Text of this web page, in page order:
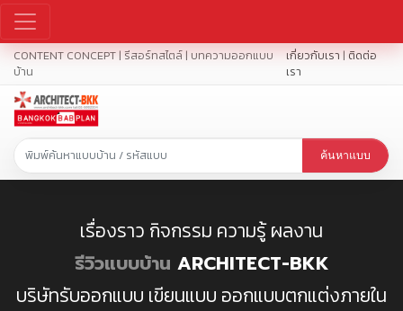
CONTENT CONCEPT | รีสอร์ทสไตล์ | บทความออกแบบ
บ้าน
เกี่ยวกับเรา | ติดต่อ
เรา
ค้นหาแบบ
เรื่องราว กิจกรรม ความรู้ ผลงาน
รีวิวแบบบ้าน ARCHITECT-BKK
บริษัทรับออกแบบ เขียนแบบ ออกแบบตกแต่งภายใน